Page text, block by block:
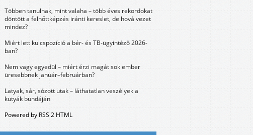
Többen tanulnak, mint valaha – több éves rekordokat
döntött a felnőttképzés iránti kereslet, de hová vezet
mindez?
Miért lett kulcspozíció a bér- és TB-ügyintéző 2026-
ban?
Nem vagy egyedül – miért érzi magát sok ember
üresebbnek január–februárban?
Latyak, sár, sózott utak – láthatatlan veszélyek a
kutyák bundáján
Powered by RSS 2 HTML